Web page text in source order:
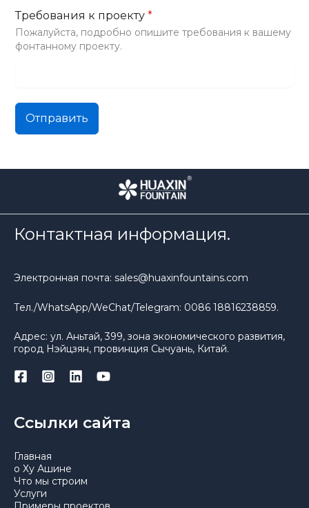
Требования к проекту*
Пожалуйста, подробно опишите требования к вашему
фонтанному проекту.
Отправить
Контактная информация.
Электронная почта: sales@huaxinfountains.com
Тел./WhatsApp/WeChat/Telegram: 0086 18816238859.
Адрес: ул. Аньтай, 399, зона экономического развития,
город Нэйцзян, провинция Сычуань, Китай.
Ссылки сайта
Главная
о Ху Ашине
Что мы строим
Услуги